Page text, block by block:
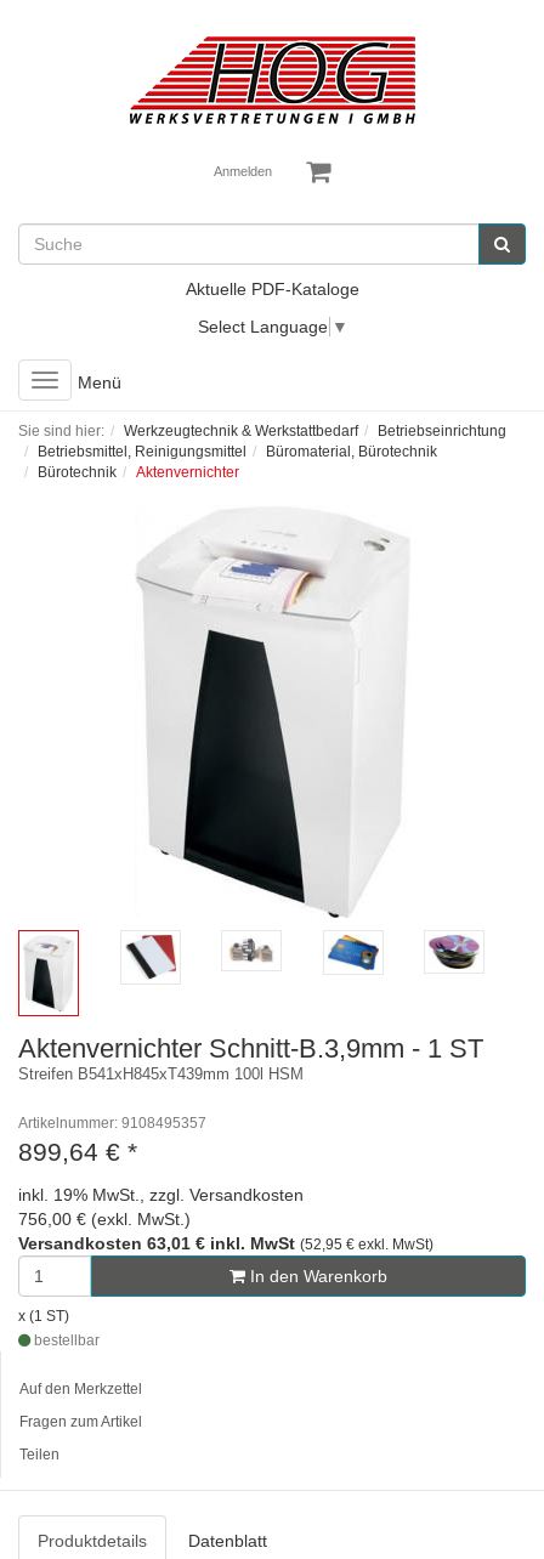
Anmelden
Aktuelle PDF-Kataloge
Select Language ▼
Toggle
navigation
Menü
Sie sind hier: Werkzeugtechnik & Werkstattbedarf
Betriebseinrichtung
Betriebsmittel, Reinigungsmittel
Büromaterial, Bürotechnik
Bürotechnik
Aktenvernichter
Aktenvernichter Schnitt-B.3,9mm - 1 ST
Streifen B541xH845xT439mm 100l HSM
Artikelnummer: 9108495357
899,64 € *
inkl. 19% MwSt., zzgl. Versandkosten
756,00 € (exkl. MwSt.)
Versandkosten 63,01 € inkl. MwSt (52,95 € exkl. MwSt)
In den Warenkorb
x (1 ST)
bestellbar
Auf den Merkzettel
Fragen zum Artikel
Teilen
Produktdetails Datenblatt